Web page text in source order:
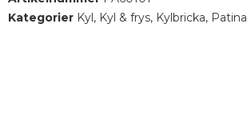
Kategorier Kyl , Kyl & frys, Kylbricka, Patina